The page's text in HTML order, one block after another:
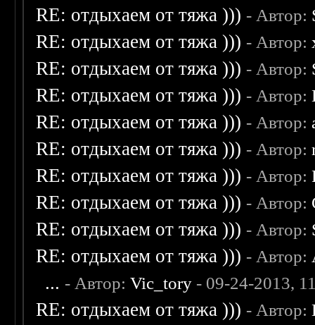
RE: отдыхаем от тяжа ))) - Автор:
RE: отдыхаем от тяжа ))) - Автор:
RE: отдыхаем от тяжа ))) - Автор:
RE: отдыхаем от тяжа ))) - Автор:
RE: отдыхаем от тяжа ))) - Автор:
RE: отдыхаем от тяжа ))) - Автор:
RE: отдыхаем от тяжа ))) - Автор:
RE: отдыхаем от тяжа ))) - Автор:
RE: отдыхаем от тяжа ))) - Автор:
RE: отдыхаем от тяжа ))) - Автор:
... - Автор:Vic_tory - 09-24-2013,
RE: отдыхаем от тяжа ))) - Автор: